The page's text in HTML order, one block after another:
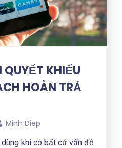
QUYẾT KHIẾU
HOÀN TRẢ
Minh Diep
khi có bất cứ vấn đề